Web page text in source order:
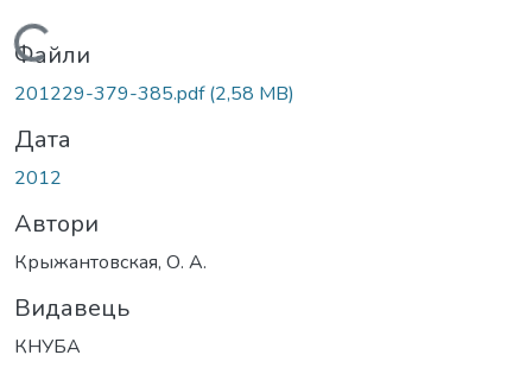
Вантажиться...
Файли
201229-379-385.pdf(2,58 MB)
Дата
2012
Автори
Крыжантовская, О. А.
Видавець
КНУБА